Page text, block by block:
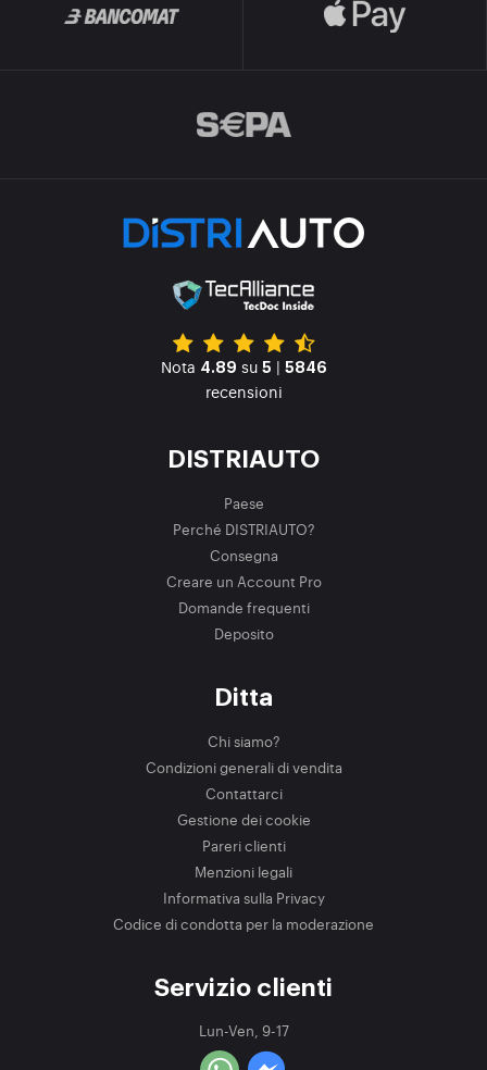
Nota 4.89 su 5 | 5846
recensioni
DISTRIAUTO
Paese
Perché DISTRIAUTO?
Consegna
Creare un Account Pro
Domande frequenti
Deposito
Ditta
Chi siamo?
Condizioni generali di vendita
Contattarci
Gestione dei cookie
Pareri clienti
Menzioni legali
Informativa sulla Privacy
Codice di condotta per la moderazione
Servizio clienti
Lun-Ven, 9-17